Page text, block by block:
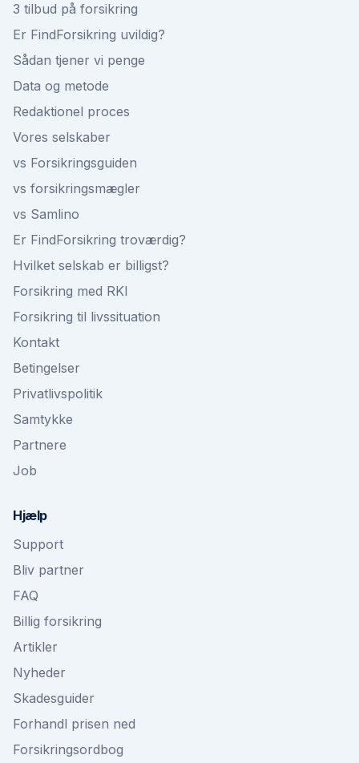
3 tilbud på forsikring
Er FindForsikring uvildig?
Sådan tjener vi penge
Data og metode
Redaktionel proces
Vores selskaber
vs Forsikringsguiden
vs forsikringsmægler
vs Samlino
Er FindForsikring troværdig?
Hvilket selskab er billigst?
Forsikring med RKI
Forsikring til livssituation
Kontakt
Betingelser
Privatlivspolitik
Samtykke
Partnere
Job
Hjælp
Support
Bliv partner
FAQ
Billig forsikring
Artikler
Nyheder
Skadesguider
Forhandl prisen ned
Forsikringsordbog